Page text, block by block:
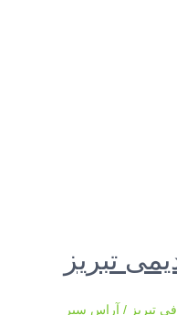
تبریز
تبریز / آراس سیر